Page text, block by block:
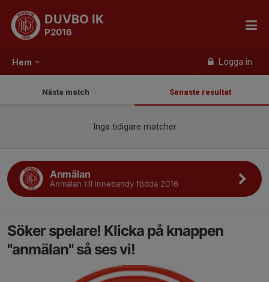
Hem Logga in
DUVBO IK
P2016
Nästa match Senaste resultat
Inga tidigare matcher
Anmälan
Anmälan till innebandy födda 2016
Söker spelare! Klicka på knappen
"anmälan" så ses vi!